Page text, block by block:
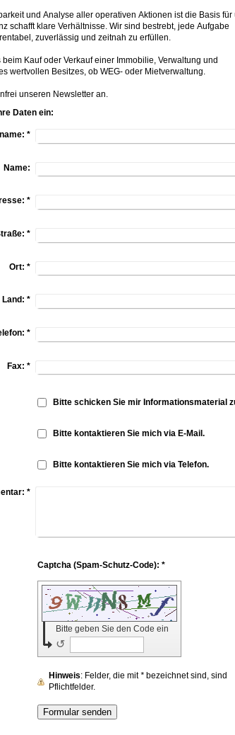
und Analyse aller operativen Aktionen ist die Basis für
schafft klare Verhältnisse. Wir sind bestrebt, jede Aufgabe
zuverlässig und zeitnah zu erfüllen.
Kauf oder Verkauf einer Immobilie, Verwaltung und
wertvollen Besitzes, ob WEG- oder Mietverwaltung.
unseren Newsletter an.
Daten ein:
*
Name:
*
*
Ort: *
Land: *
*
Fax: *
Bitte schicken Sie mir Informationsmaterial
Bitte kontaktieren Sie mich via E-Mail.
Bitte kontaktieren Sie mich via Telefon.
*
Captcha (Spam-Schutz-Code): *
Bitte geben Sie den Code ein
↺
Hinweis : Felder, die mit*bezeichnet sind, sind
Pflichtfelder.